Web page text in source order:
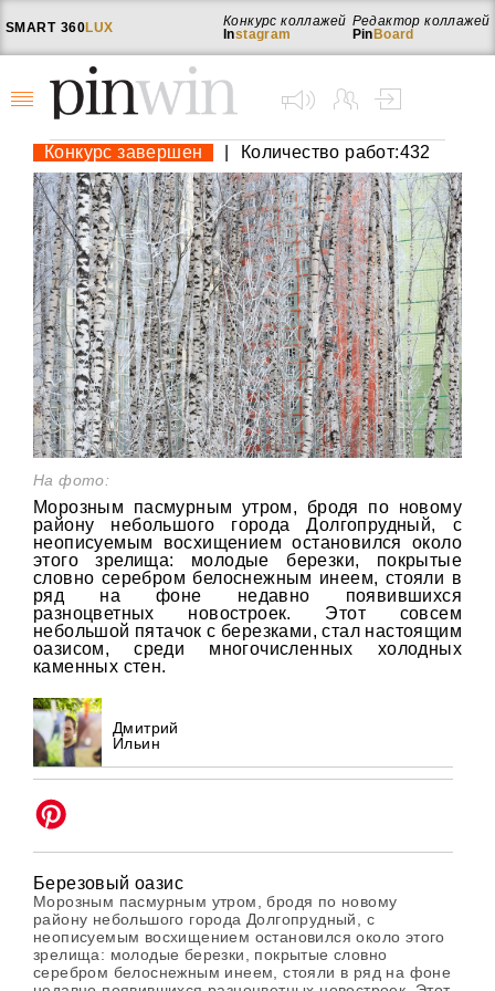
SMART 360LUX
Редактор коллажей
Pin Board
Конкурс коллажей
Instagram
Конкурс завершен Количество работ:432
На фото:
Морозным пасмурным утром, бродя по новому
району небольшого города Долгопрудный, с
неописуемым восхищением остановился около
этого зрелища: молодые березки, покрытые
словно серебром белоснежным инеем, стояли в
ряд на фоне недавно появившихся
разноцветных новостроек. Этот совсем
небольшой пятачок с березками, стал настоящим
оазисом, среди многочисленных холодных
каменных стен.
Дмитрий
Ильин
Березовый оазис
Морозным пасмурным утром, бродя по новому
району небольшого города Долгопрудный, с
неописуемым восхищением остановился около этого
зрелища: молодые березки, покрытые словно
серебром белоснежным инеем, стояли в ряд на фоне